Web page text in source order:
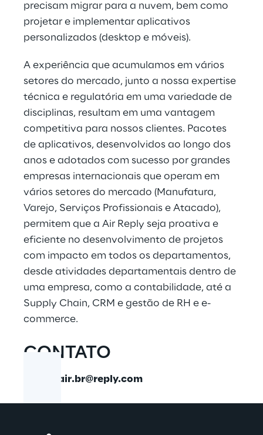
precisam migrar para a nuvem, bem como
projetar e implementar aplicativos
personalizados (desktop e móveis).
A experiência que acumulamos em vários
setores do mercado, junto a nossa expertise
técnica e regulatória em uma variedade de
disciplinas, resultam em uma vantagem
competitiva para nossos clientes. Pacotes
de aplicativos, desenvolvidos ao longo dos
anos e adotados com sucesso por grandes
empresas internacionais que operam em
vários setores do mercado (Manufatura,
Varejo, Serviços Profissionais e Atacado),
permitem que a Air Reply seja proativa e
eficiente no desenvolvimento de projetos
com impacto em todos os departamentos,
desde atividades departamentais dentro de
uma empresa, como a contabilidade, até a
Supply Chain, CRM e gestão de RH e e-
commerce.
CONTATO
air.br@reply.com